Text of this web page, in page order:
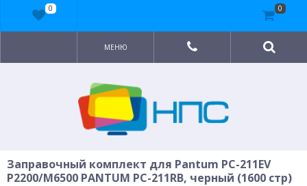
МЕНЮ
Заправочный комплект для Pantum PC-211EV
P2200/M6500 PANTUM PC-211RB, черный (1600 стр)
0 0